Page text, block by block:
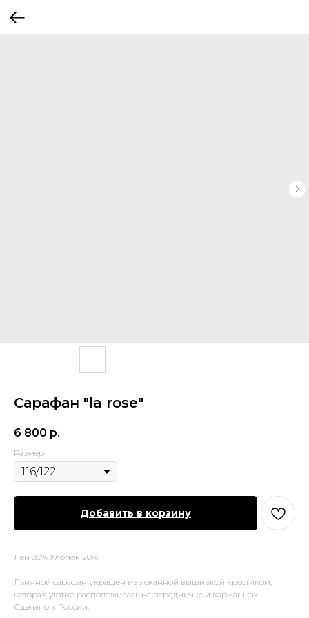
Сарафан "la rose"
6 800 р.
Размер
Добавить в корзину
Лен 80% Хлопок 20%
Льняной сарафан украшен изысканной вышивкой крестиком,
которая уютно расположилась на передничке и кармашках.
Сделано в России.